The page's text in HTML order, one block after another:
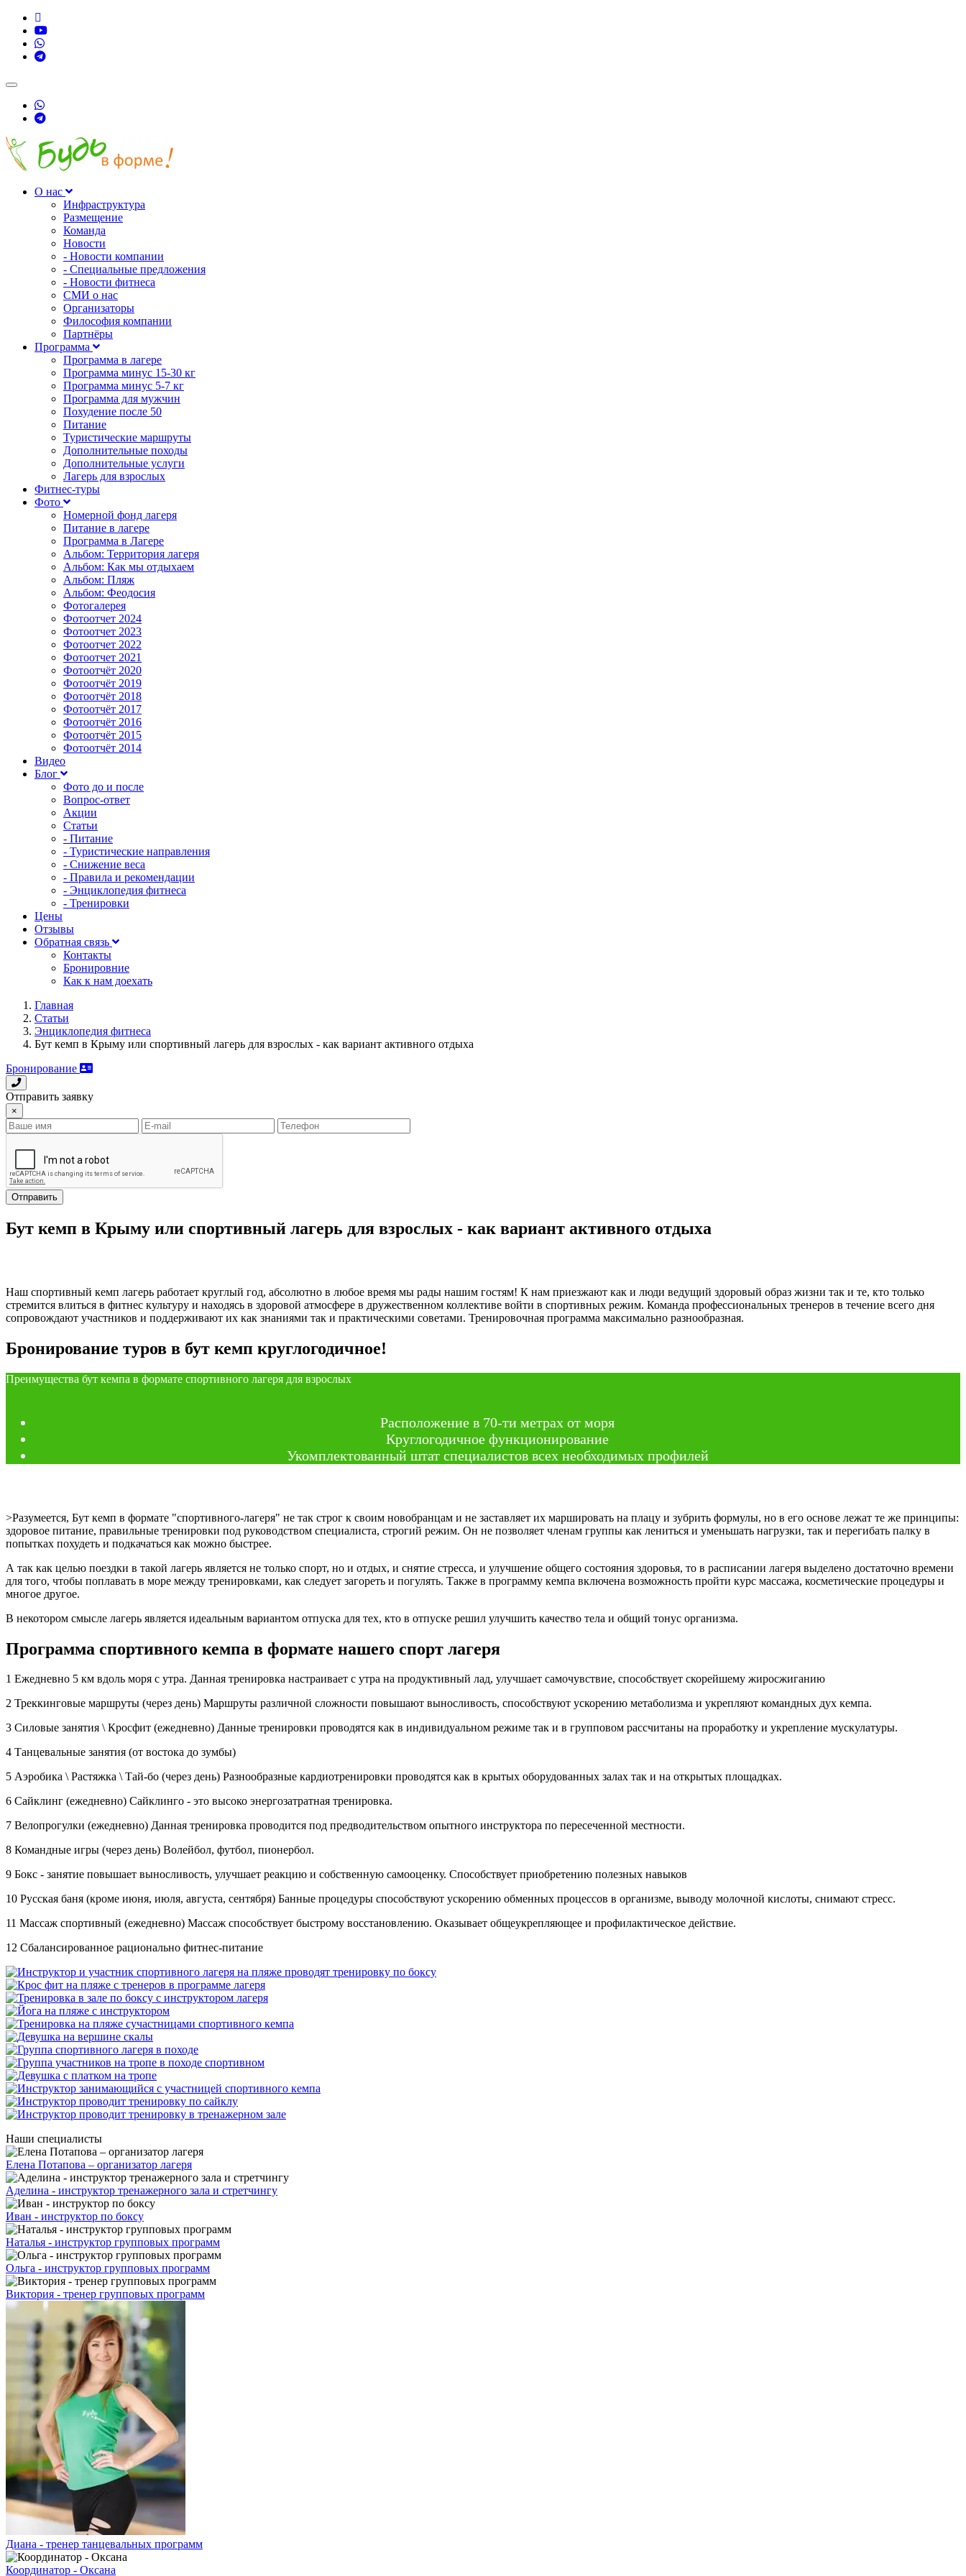
Toggle
navigation
О нас
Инфраструктура
Размещение
Команда
Новости
- Новости компании
- Специальные предложения
- Новости фитнеса
СМИ о нас
Организаторы
Философия компании
Партнёры
Программа
Программа в лагере
Программа минус 15-30 кг
Программа минус 5-7 кг
Программа для мужчин
Похудение после 50
Питание
Туристические маршруты
Дополнительные походы
Дополнительные услуги
Лагерь для взрослых
Фитнес-туры
Фото
Номерной фонд лагеря
Питание в лагере
Программа в Лагере
Альбом: Территория лагеря
Альбом: Как мы отдыхаем
Альбом: Пляж
Альбом: Феодосия
Фотогалерея
Фотоотчет 2024
Фотоотчет 2023
Фотоотчет 2022
Фотоотчет 2021
Фотоотчёт 2020
Фотоотчёт 2019
Фотоотчёт 2018
Фотоотчёт 2017
Фотоотчёт 2016
Фотоотчёт 2015
Фотоотчёт 2014
Видео
Блог
Фото до и после
Вопрос-ответ
Акции
Статьи
- Питание
- Туристические направления
- Снижение веса
- Правила и рекомендации
- Энциклопедия фитнеса
- Тренировки
Цены
Отзывы
Обратная связь
Контакты
Бронировние
Как к нам доехать
Главная
Статьи
Энциклопедия фитнеса
Бут кемп в Крыму или спортивный лагерь для взрослых - как вариант активного отдыха
Бронирование
Отправить заявку
×
Отправить
Бут кемп в Крыму или спортивный лагерь для взрослых - как вариант активного отдыха
Наш спортивный кемп лагерь работает круглый год, абсолютно в любое время мы рады нашим гостям! К нам приезжают как и люди ведущий здоровый образ жизни так и те, кто только
стремится влиться в фитнес культуру и находясь в здоровой атмосфере в дружественном коллективе войти в спортивных режим. Команда профессиональных тренеров в течение всего дня
сопровождают участников и поддерживают их как знаниями так и практическими советами. Тренировочная программа максимально разнообразная.
Бронирование туров в бут кемп круглогодичное!
Преимущества бут кемпа в формате спортивного лагеря для взрослых
Расположение в 70-ти метрах от моря
Круглогодичное функционирование
Укомплектованный штат специалистов всех необходимых профилей
>Разумеется, Бут кемп в формате "спортивного-лагеря" не так строг к своим новобранцам и не заставляет их маршировать на плацу и зубрить формулы, но в его основе лежат те же принципы:
здоровое питание, правильные тренировки под руководством специалиста, строгий режим. Он не позволяет членам группы как лениться и уменьшать нагрузки, так и перегибать палку в
попытках похудеть и подкачаться как можно быстрее.
А так как целью поездки в такой лагерь является не только спорт, но и отдых, и снятие стресса, и улучшение общего состояния здоровья, то в расписании лагеря выделено достаточно времени
для того, чтобы поплавать в море между тренировками, как следует загореть и погулять. Также в программу кемпа включена возможность пройти курс массажа, косметические процедуры и
многое другое.
В некотором смысле лагерь является идеальным вариантом отпуска для тех, кто в отпуске решил улучшить качество тела и общий тонус организма.
Программа спортивного кемпа в формате нашего спорт лагеря
1 Ежедневно 5 км вдоль моря с утра. Данная тренировка настраивает с утра на продуктивный лад, улучшает самочувствие, способствует скорейшему жиросжиганию
2 Треккинговые маршруты (через день) Маршруты различной сложности повышают выносливость, способствуют ускорению метаболизма и укрепляют командных дух кемпа.
3 Силовые занятия \ Кросфит (ежедневно) Данные тренировки проводятся как в индивидуальном режиме так и в групповом рассчитаны на проработку и укрепление мускулатуры.
4 Танцевальные занятия (от востока до зумбы)
5 Аэробика \ Растяжка \ Тай-бо (через день) Разнообразные кардиотренировки проводятся как в крытых оборудованных залах так и на открытых площадках.
6 Сайклинг (ежедневно) Сайклинго - это высоко энергозатратная тренировка.
7 Велопрогулки (ежедневно) Данная тренировка проводится под предводительством опытного инструктора по пересеченной местности.
8 Командные игры (через день) Волейбол, футбол, пионербол.
9 Бокс - занятие повышает выносливость, улучшает реакцию и собственную самооценку. Способствует приобретению полезных навыков
10 Русская баня (кроме июня, июля, августа, сентября) Банные процедуры способствуют ускорению обменных процессов в организме, выводу молочной кислоты, снимают стресс.
11 Массаж спортивный (ежедневно) Массаж способствует быстрому восстановлению. Оказывает общеукрепляющее и профилактическое действие.
12 Сбалансированное рационально фитнес-питание
Наши специалисты
Елена Потапова – организатор лагеря
Аделина - инструктор тренажерного зала и стретчингу
Иван - инструктор по боксу
Наталья - инструктор групповых программ
Ольга - инструктор групповых программ
Виктория - тренер групповых программ
Диана - тренер танцевальных программ
Координатор - Оксана